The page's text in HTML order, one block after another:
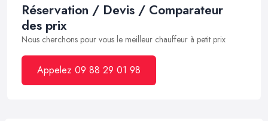
Réservation / Devis / Comparateur
des prix
Nous cherchons pour vous le meilleur chauffeur à petit prix
Appelez 09 88 29 01 98